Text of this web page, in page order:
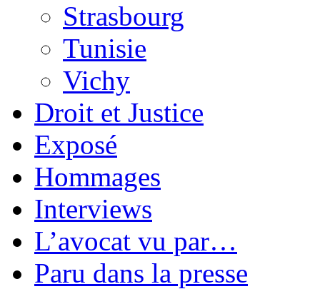
Strasbourg
Tunisie
Vichy
Droit et Justice
Exposé
Hommages
Interviews
L’avocat vu par…
Paru dans la presse